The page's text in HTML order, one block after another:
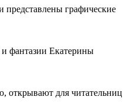
представлены графические
и фантазии Екатерины
открывают для читательниц